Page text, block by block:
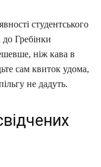
студентського
Гребінки
ніж кава в
сам квиток удома,
не дадуть.